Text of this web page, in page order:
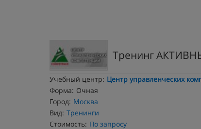
Тренинг
Учебный центр: Центр управленческих
Форма: Очная
Город: Москва
Вид: Тренинги
Стоимость: По запросу